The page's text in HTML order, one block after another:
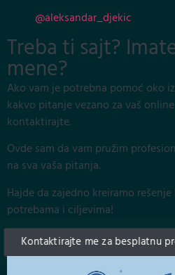
@aleksandar_djekic
Treba ti sajt?
mene?
Ako vam je potrebna pomoć oko
kakvo pitanje vezano za vaš
kontaktirajte.
Ovde sam da vam pružim
na sva vaša pitanja.
Hajde da zajedno kreiramo
potrebama i ciljevima!
Kontaktirajte me za besplatnu